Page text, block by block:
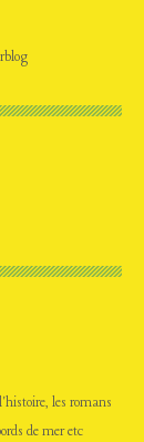
les romans
de mer etc